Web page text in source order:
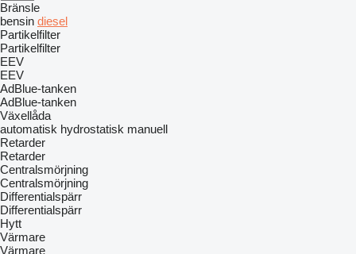
Bränsle
bensin diesel
Partikelfilter
Partikelfilter
EEV
EEV
AdBlue-tanken
AdBlue-tanken
Växellåda
automatisk hydrostatisk manuell
Retarder
Retarder
Centralsmörjning
Centralsmörjning
Differentialspärr
Differentialspärr
Hytt
Värmare
Värmare